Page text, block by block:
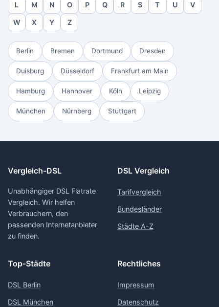
L M N O P Q R S T U V
W X Y Z
Berlin Bremen Dortmund Dresden
Duisburg Düsseldorf Frankfurt am Main
Hamburg Hannover Köln Leipzig
München Nürnberg Stuttgart
Vergleich-DSL
Unabhängiger DSL Flatrate
Vergleich. Wir helfen
Verbrauchern, den
passenden Internetanbieter
zu finden.
DSL Vergleich
Tarifvergleich
Bundesländer
Städte A-Z
Top-Städte
DSL Berlin
DSL München
Rechtliches
Impressum
Datenschutz